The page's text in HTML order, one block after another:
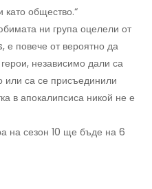
като общество.“
ни група оцелели от
повече от вероятно да
независимо дали са
или са се присъединили
в апокалипсиса никой не е
на сезон 10 ще бъде на 6